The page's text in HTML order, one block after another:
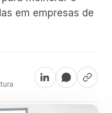
em empresas de